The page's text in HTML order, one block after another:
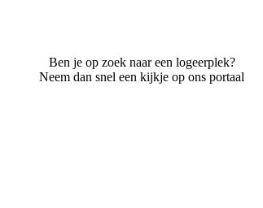
Ben je op zoek naar een logeerplek?
Neem dan snel een kijkje op ons portaal